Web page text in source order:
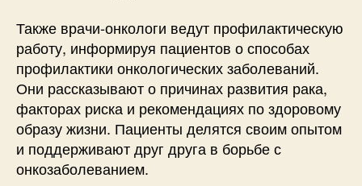
Также врачи-онкологи ведут профилактическую
работу, информируя пациентов о способах
профилактики онкологических заболеваний.
Они рассказывают о причинах развития рака,
факторах риска и рекомендациях по здоровому
образу жизни. Пациенты делятся своим опытом
и поддерживают друг друга в борьбе с
онкозаболеванием.